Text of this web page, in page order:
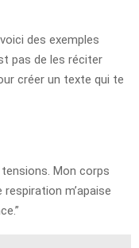
des exemples
pas de les réciter
créer un texte qui te
Mon corps
m’apaise